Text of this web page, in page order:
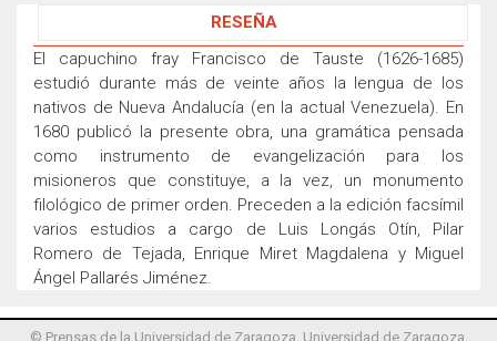
RESEÑA
El capuchino fray Francisco de Tauste (1626-1685)
estudió durante más de veinte años la lengua de los
nativos de Nueva Andalucía (en la actual Venezuela). En
1680 publicó la presente obra, una gramática pensada
como instrumento de evangelización para los
misioneros que constituye, a la vez, un monumento
filológico de primer orden. Preceden a la edición facsímil
varios estudios a cargo de Luis Longás Otín, Pilar
Romero de Tejada, Enrique Miret Magdalena y Miguel
Ángel Pallarés Jiménez.
© Prensas de la Universidad de Zaragoza, Universidad de Zaragoza,